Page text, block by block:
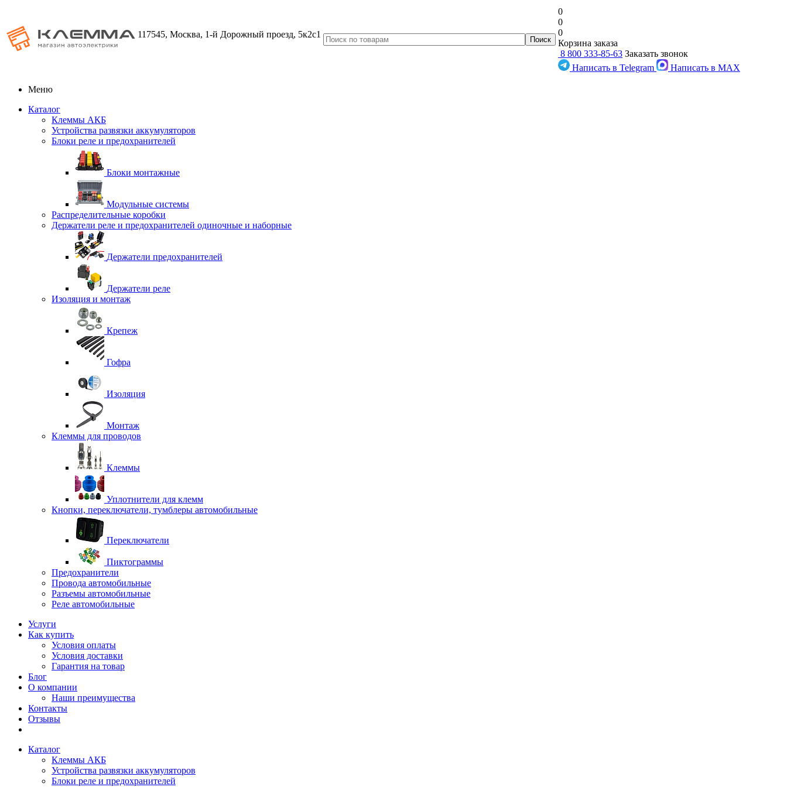
117545, Москва, 1-й Дорожный проезд, 5к2с1
0
0
0
Корзина заказа
8 800 333-85-63 Заказать звонок
Написать в Telegram
Написать в MAX
Меню
Каталог
Клеммы АКБ
Устройства развязки аккумуляторов
Блоки реле и предохранителей
Блоки монтажные
Модульные системы
Распределительные коробки
Держатели реле и предохранителей одиночные и наборные
Держатели предохранителей
Держатели реле
Изоляция и монтаж
Крепеж
Гофра
Изоляция
Монтаж
Клеммы для проводов
Клеммы
Уплотнители для клемм
Кнопки, переключатели, тумблеры автомобильные
Переключатели
Пиктограммы
Предохранители
Провода автомобильные
Разъемы автомобильные
Реле автомобильные
Услуги
Как купить
Условия оплаты
Условия доставки
Гарантия на товар
Блог
О компании
Наши преимущества
Контакты
Отзывы
Каталог
Клеммы АКБ
Устройства развязки аккумуляторов
Блоки реле и предохранителей